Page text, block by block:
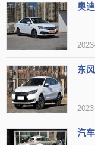
再者，初次充气时
一。在刚开始使用轮胎
造成严重影响。
长距离高速行驶或
长，轮胎内热量上升，
事故。
奥
东
汽